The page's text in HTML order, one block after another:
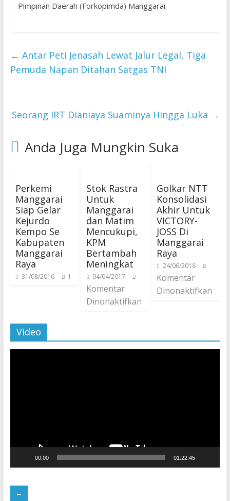
Pimpinan Daerah (Forkopimda) Manggarai.
← Antar Peti Jenasah Lewat Jalur Legal, Tiga
Pemuda Napan Ditahan Satgas TNI
Seorang IRT Dianiaya Suaminya Hingga Luka →
Anda Juga Mungkin Suka
Perkemi
Manggarai
Siap Gelar
Kejurdo
Kempo Se
Kabupaten
Manggarai
Raya
31/08/2016 1
Stok Rastra
Untuk
Manggarai
dan Matim
Mencukupi,
KPM
Bertambah
Meningkat
04/04/2017
Komentar
Dinonaktifkan
Golkar NTT
Konsolidasi
Akhir Untuk
VICTORY-
JOSS Di
Manggarai
Raya
24/06/2018
Komentar
Dinonaktifkan
Video
00:00 01:22:45
–